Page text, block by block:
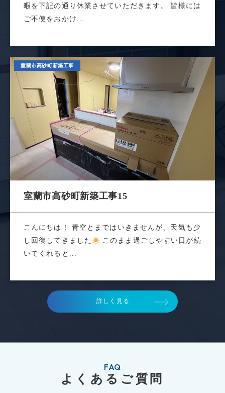
暇を下記の通り休業させていただきます。 皆様には
ご不便をおかけ...
室蘭市高砂町新築工事
室蘭市高砂町新築工事15
こんにちは！ 青空とまではいきませんが、天気も少
し回復してきました
このまま過ごしやすい日が続
いてくれると...
詳しく見る
FAQ
よくあるご質問